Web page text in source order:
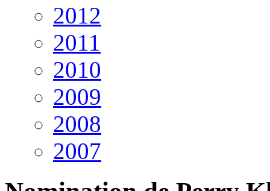
2012
2011
2010
2009
2008
2007